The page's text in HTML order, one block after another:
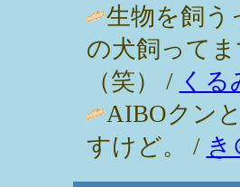
生物を飼
の犬飼って
（笑） / く
AIBOクン
すけど。 / き